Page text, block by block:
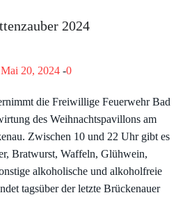
2024
Mai 20, 2024 -0
die Freiwillige Feuerwehr Bad
des Weihnachtspavillons am
Zwischen 10 und 22 Uhr gibt es
Bratwurst, Waffeln, Glühwein,
alkoholische und alkoholfreie
tagsüber der letzte Brückenauer